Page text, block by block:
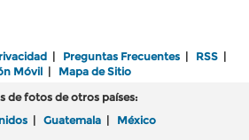
| Preguntas Frecuentes | RSS |
Móvil| Mapa de Sitio
de fotos de otros países:
| Guatemala | México